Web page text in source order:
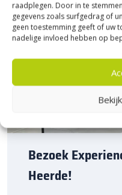
raadplegen. Door in te
gegevens zoals surfgedrag of
geen toestemming geeft of uw
nadelige invloed hebben op
Bezoek
Heerde!